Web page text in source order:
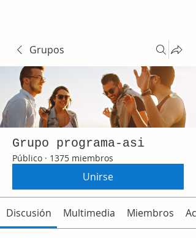
Grupos
Grupo programa-asi
Público · 1375 miembros
Unirse
Discusión Multimedia Miembros